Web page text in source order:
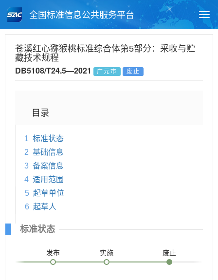
全国标准信息公共服务平台
标准公告查询
苍溪红心猕猴桃标准综合体第5部分：采收与贮
藏技术规程
DB5108/T24.5—2021 广元市 废止
目录
1 标准状态
2 基础信息
3 备案信息
4 适用范围
5 起草单位
6 起草人
标准状态
发布 实施 废止